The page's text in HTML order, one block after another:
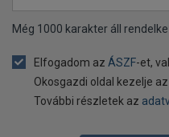
Még 1000 karakter áll
Elfogadom az ÁSZF-et,
Okosgazdi oldal kezelje
További részletek az